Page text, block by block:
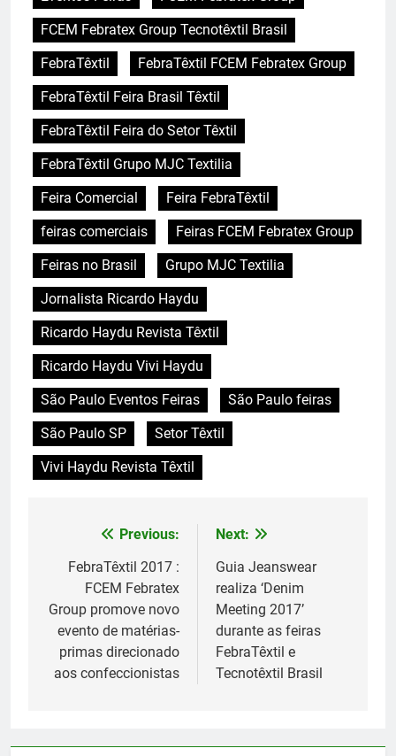
FCEM Febratex Group Tecnotêxtil Brasil
FebraTêxtil
FebraTêxtil FCEM Febratex Group
FebraTêxtil Feira Brasil Têxtil
FebraTêxtil Feira do Setor Têxtil
FebraTêxtil Grupo MJC Textilia
Feira Comercial
Feira FebraTêxtil
feiras comerciais
Feiras FCEM Febratex Group
Feiras no Brasil
Grupo MJC Textilia
Jornalista Ricardo Haydu
Ricardo Haydu Revista Têxtil
Ricardo Haydu Vivi Haydu
São Paulo Eventos Feiras
São Paulo feiras
São Paulo SP
Setor Têxtil
Vivi Haydu Revista Têxtil
Navegação
Post
Previous:
FebraTêxtil 2017 :
FCEM Febratex
Group promove novo
evento de matérias-
primas direcionado
aos confeccionistas
Next:
Guia Jeanswear
realiza ‘Denim
Meeting 2017’
durante as feiras
FebraTêxtil e
Tecnotêxtil Brasil